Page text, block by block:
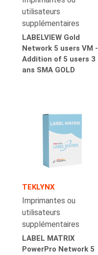
utilisateurs
supplémentaires
LABELVIEW Gold
Network 5 users VM -
Addition of 5 users 3
ans SMA GOLD
TEKLYNX
Imprimantes ou
utilisateurs
supplémentaires
LABEL MATRIX
PowerPro Network 5